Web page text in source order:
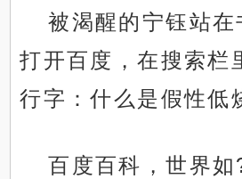
被渴醒的宁钰站在
打开百度，在搜索栏
行字：什么是假性低
百度百科，世界如